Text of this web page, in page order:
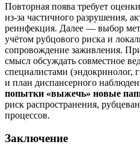
Повторная поява требует
из-за частичного разрушения,
реинфекция. Далее — выбор
учётом рубцового риска и
сопровождение заживления.
смысл обсуждать совместное
специалистами (эндокринолог,
и план диспансерного
попытки «выжечь» новые
риск распространения,
процессов.
Заключение